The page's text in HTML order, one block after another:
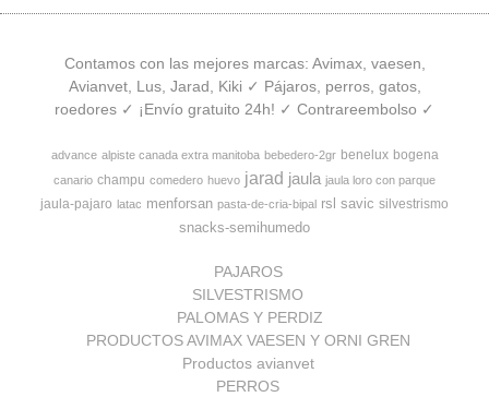
Contamos con las mejores marcas: Avimax, vaesen,
Avianvet, Lus, Jarad, Kiki ✓ Pájaros, perros, gatos,
roedores ✓ ¡Envío gratuito 24h! ✓ Contrareembolso ✓
advance alpiste canada extra manitoba bebedero-2gr benelux bogena
canario champu comedero huevo jarad jaula jaula loro con parque
jaula-pajaro latac menforsan pasta-de-cria-bipal rsl savic silvestrismo
snacks-semihumedo
PAJAROS
SILVESTRISMO
PALOMAS Y PERDIZ
PRODUCTOS AVIMAX VAESEN Y ORNI GREN
Productos avianvet
PERROS